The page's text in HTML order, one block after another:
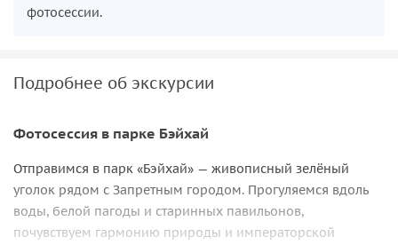
фотосессии.
Подробнее об экскурсии
Фотосессия в парке Бэйхай
Отправимся в парк «Бэйхай» — живописный зелёный
уголок рядом с Запретным городом. Прогуляемся вдоль
воды, белой пагоды и старинных павильонов,
почувствуем гармонию природы и императорской